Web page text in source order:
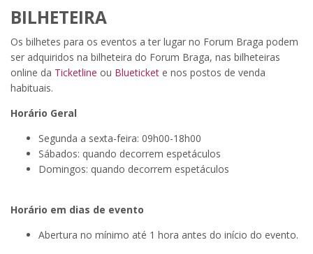
BILHETEIRA
Os bilhetes para os eventos a ter lugar no Forum Braga podem
ser adquiridos na bilheteira do Forum Braga, nas bilheteiras
online da Ticketline ou Blueticket e nos postos de venda
habituais.
Horário Geral
Segunda a sexta-feira: 09h00-18h00
Sábados: quando decorrem espetáculos
Domingos: quando decorrem espetáculos
Horário em dias de evento
Abertura no mínimo até 1 hora antes do início do evento.